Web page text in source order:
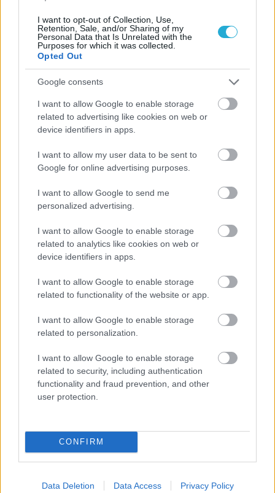
I want to opt-out of Collection, Use,
Retention, Sale, and/or Sharing of my
Personal Data that Is Unrelated with the
Purposes for which it was collected.
Opted Out
Google consents
I want to allow Google to enable storage
related to advertising like cookies on web or
device identifiers in apps.
I want to allow my user data to be sent to
Google for online advertising purposes.
I want to allow Google to send me
personalized advertising.
I want to allow Google to enable storage
related to analytics like cookies on web or
device identifiers in apps.
I want to allow Google to enable storage
related to functionality of the website or app.
I want to allow Google to enable storage
related to personalization.
I want to allow Google to enable storage
related to security, including authentication
functionality and fraud prevention, and other
user protection.
CONFIRM
Data Deletion Data Access Privacy Policy
ΡΟΗ ΕΙΔΗΣΕΩΝ
Το πάλεψε μέχρι τέλους η Εθνική γυναικών κόντρα
στην Ιταλία Β’
Η FIVB σχεδιάζει να διοργανώσει το Παγκόσμιο
Πρωτάθλημα τον Δεκέμβριο – Αντιδρούν οι σύλλογοι
06/08/2026
Έτοιμη για… υψηλές πτήσεις η Μπενφίκα του Ψάρρα
Ισόπαλο το πρωτο φιλικό τεστ της Εθνικής στο
Ουρμπίνο
05/08/2026
Προς στρατηγική συνεργασία ΠΑΣΑΠΠ και
Πανεπιστημίου Πατρών
05/08/2026
Πρώτο δυνατό τεστ της Εθνικής Γυναικών επί ιταλικού
εδάφους με Σουηδία